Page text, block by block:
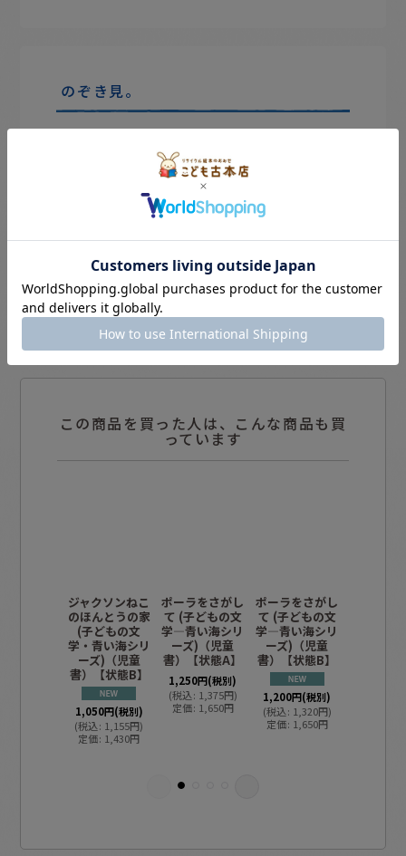
のぞき見。
この商品を買った人は、こんな商品も買
っています
ジャクソンねこ
のほんとうの家
(子どもの文
学・青い海シリ
ーズ)（児童
書）【状態B】
1,050円(税別)
(税込: 1,155円)
定価: 1,430円
ポーラをさがし
て (子どもの文
学―青い海シリ
ーズ)（児童
書）【状態A】
1,250円(税別)
(税込: 1,375円)
定価: 1,650円
ポーラをさがし
て (子どもの文
学―青い海シリ
ーズ)（児童
書）【状態B】
1,200円(税別)
(税込: 1,320円)
定価: 1,650円